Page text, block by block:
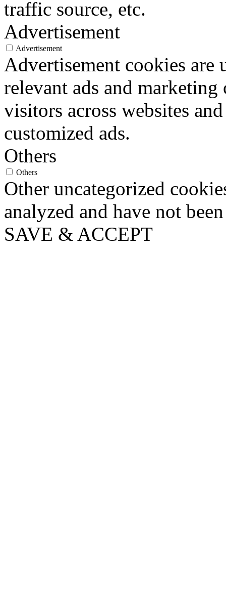
traffic source, etc.
Advertisement
Advertisement
Advertisement cookies
relevant ads and marketing
visitors across websites
customized ads.
Others
Others
Other uncategorized
analyzed and have not
SAVE & ACCEPT